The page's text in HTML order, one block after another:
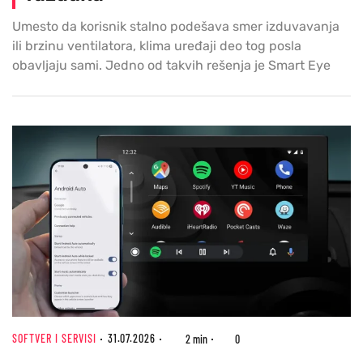
Umesto da korisnik stalno podešava smer izduvavanja
ili brzinu ventilatora, klima uređaji deo tog posla
obavljaju sami. Jedno od takvih rešenja je Smart Eye
SOFTVER I SERVISI 31.07.2026 2 min 0